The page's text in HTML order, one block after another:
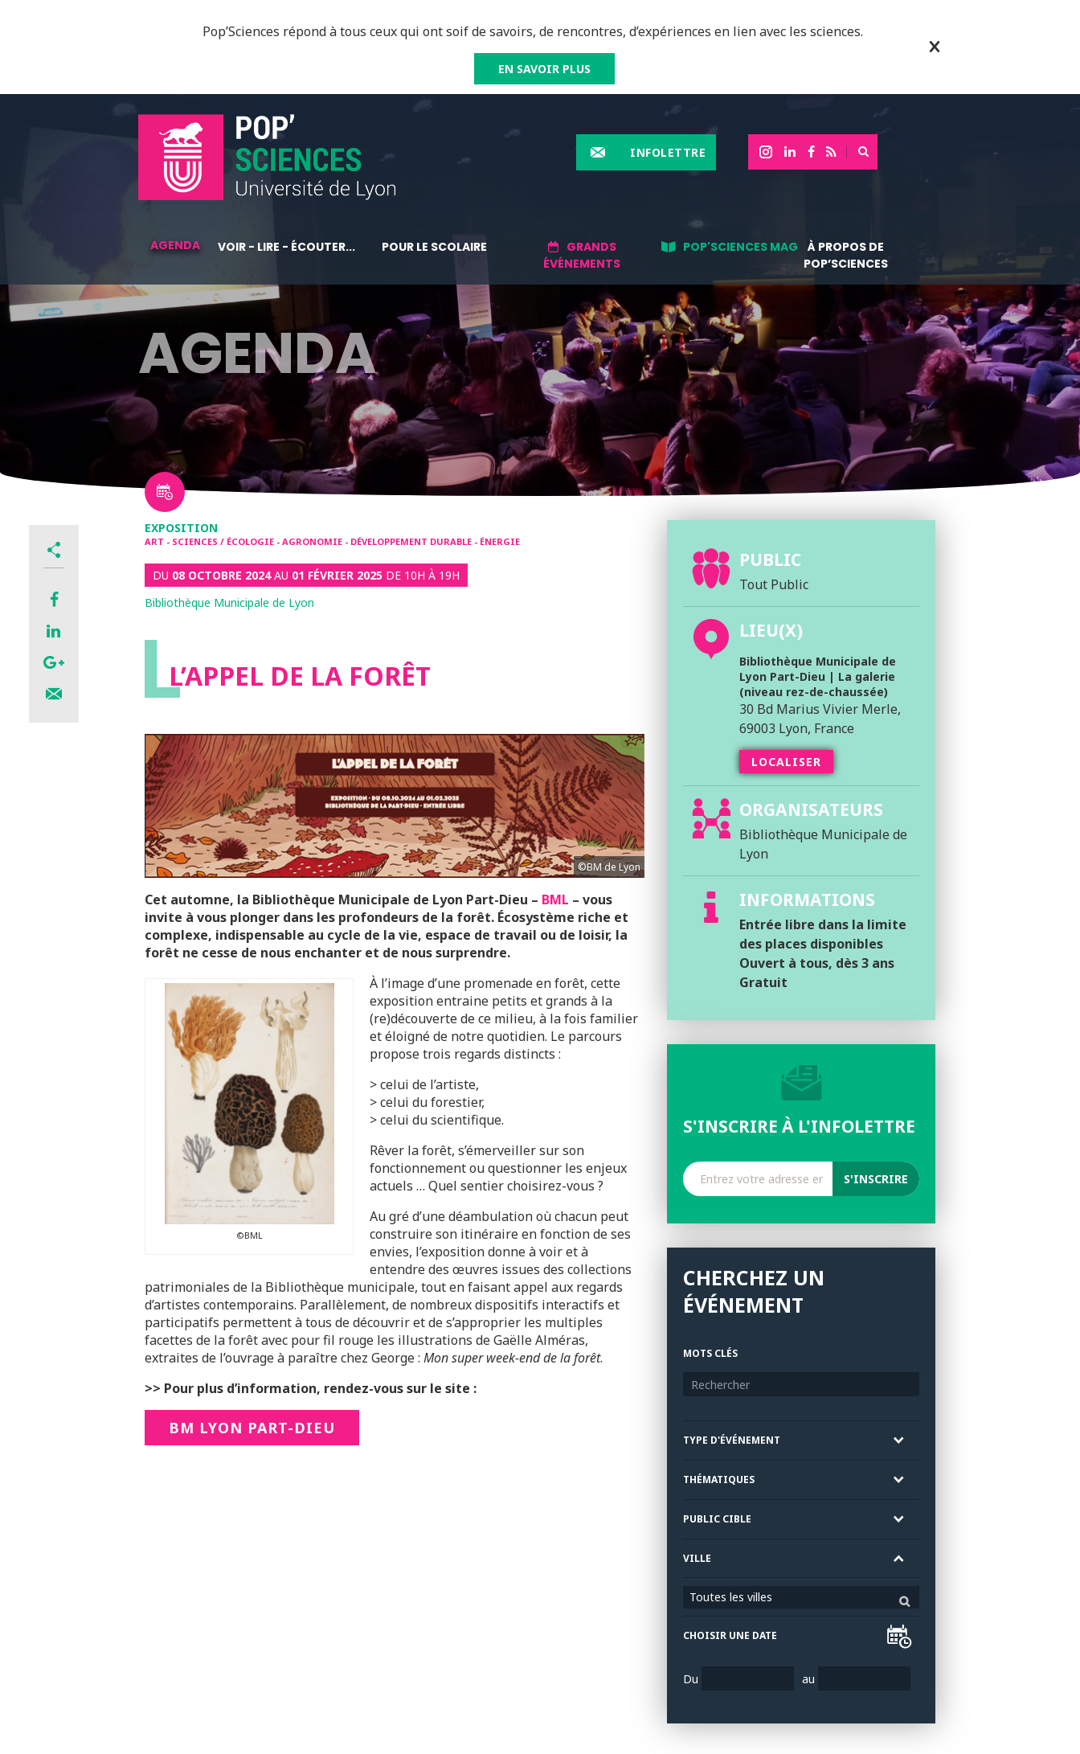
Pop’Sciences répond à tous ceux qui ont soif de savoirs, de rencontres, d’expériences en lien avec les sciences.
EN SAVOIR PLUS
INFOLETTRE
AGENDA VOIR - LIRE - ÉCOUTER... POUR LE SCOLAIRE
GRANDS
ÉVÉNEMENTS
POP'SCIENCES MAG
À PROPOS DE
POP’SCIENCES
AGENDA
EXPOSITION
ART - SCIENCES / ÉCOLOGIE - AGRONOMIE - DÉVELOPPEMENT DURABLE - ÉNERGIE
DU 08 OCTOBRE 2024AU 01 FÉVRIER 2025 DE 10H À 19H
Bibliothèque Municipale de Lyon
LL’APPEL DE LA FORÊT
©BM de Lyon
Cet automne, la Bibliothèque Municipale de Lyon Part-Dieu – BML – vous
invite à vous plonger dans les profondeurs de la forêt. Écosystème riche et
complexe, indispensable au cycle de la vie, espace de travail ou de loisir, la
forêt ne cesse de nous enchanter et de nous surprendre.
©BML
À l’image d’une promenade en forêt, cette
exposition entraine petits et grands à la
(re)découverte de ce milieu, à la fois familier
et éloigné de notre quotidien. Le parcours
propose trois regards distincts :
> celui de l’artiste,
> celui du forestier,
> celui du scientifique.
Rêver la forêt, s’émerveiller sur son
fonctionnement ou questionner les enjeux
actuels … Quel sentier choisirez-vous ?
Au gré d’une déambulation où chacun peut
construire son itinéraire en fonction de ses
envies, l’exposition donne à voir et à
entendre des œuvres issues des collections
patrimoniales de la Bibliothèque municipale, tout en faisant appel aux regards
d’artistes contemporains. Parallèlement, de nombreux dispositifs interactifs et
participatifs permettent à tous de découvrir et de s’approprier les multiples
facettes de la forêt avec pour fil rouge les illustrations de Gaëlle Alméras,
extraites de l’ouvrage à paraître chez George : Mon super week-end de la forêt.
>> Pour plus d’information, rendez-vous sur le site :
BM LYON PART-DIEU
PUBLIC
Tout Public
LIEU(X)
Bibliothèque Municipale de
Lyon Part-Dieu | La galerie
(niveau rez-de-chaussée)
30 Bd Marius Vivier Merle,
69003 Lyon, France
LOCALISER
ORGANISATEURS
Bibliothèque Municipale de
Lyon
INFORMATIONS
Entrée libre dans la limite
des places disponibles
Ouvert à tous, dès 3 ans
Gratuit
S'INSCRIRE À L'INFOLETTRE
CHERCHEZ UN
ÉVÉNEMENT
MOTS CLÉS
TYPE D'ÉVÉNEMENT
THÉMATIQUES
PUBLIC CIBLE
VILLE
Toutes les villes
CHOISIR UNE DATE
Du au